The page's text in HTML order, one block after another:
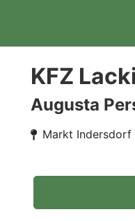
KFZ
Augusta
Markt Indersdorf